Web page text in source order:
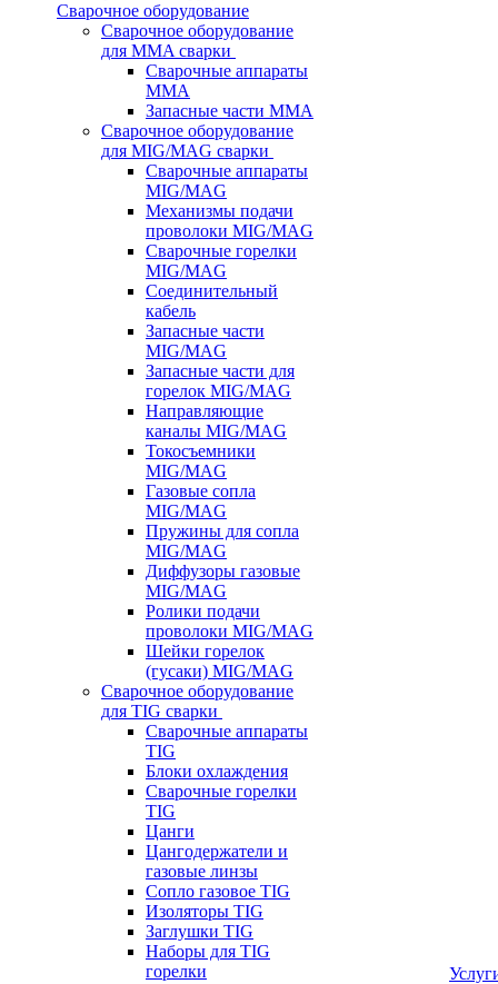
Сварочное оборудование
Сварочное оборудование
для MMA сварки
Сварочные аппараты
MMA
Запасные части MMA
Сварочное оборудование
для MIG/MAG сварки
Сварочные аппараты
MIG/MAG
Механизмы подачи
проволоки MIG/MAG
Сварочные горелки
MIG/MAG
Соединительный
кабель
Запасные части
MIG/MAG
Запасные части для
горелок MIG/MAG
Направляющие
каналы MIG/MAG
Токосъемники
MIG/MAG
Газовые сопла
MIG/MAG
Пружины для сопла
MIG/MAG
Диффузоры газовые
MIG/MAG
Ролики подачи
проволоки MIG/MAG
Шейки горелок
(гусаки) MIG/MAG
Сварочное оборудование
для TIG сварки
Сварочные аппараты
TIG
Блоки охлаждения
Сварочные горелки
TIG
Цанги
Цангодержатели и
газовые линзы
Сопло газовое TIG
Изоляторы TIG
Заглушки TIG
Наборы для TIG
горелки